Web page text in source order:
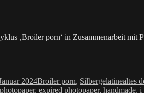
‚Broiler porn‘ in Zusammenarbeit mit
2024Kategorien
Broiler porn, Silbergelatinealtes
, expired photopaper, handmade, i